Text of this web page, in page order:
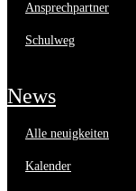
ansprechpartner
schulweg
news
alle neuigkeiten
kalender